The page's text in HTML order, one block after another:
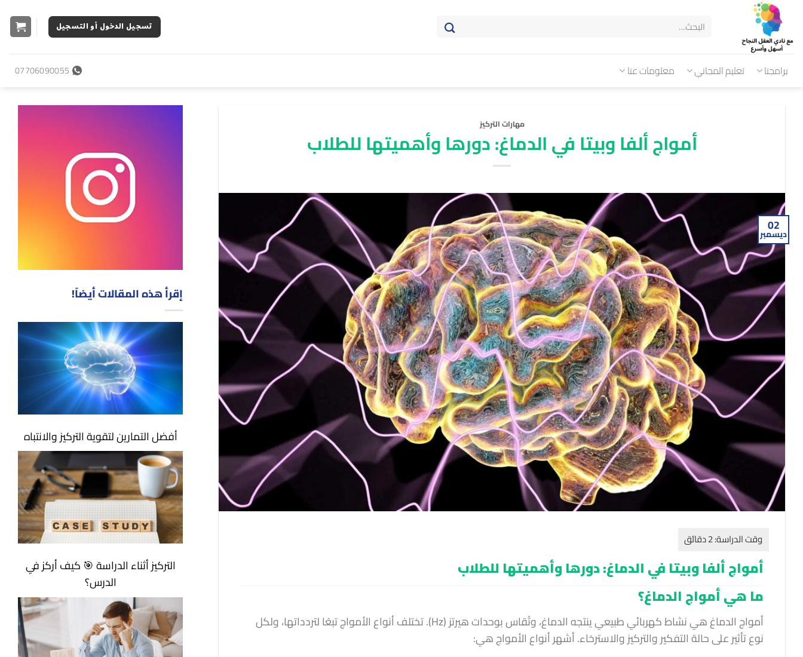
تسجيل الدخول أو التسجيل
برامجنا تعليم المجاني معلومات عنا 07706090055
مهارات التركيز
أمواج ألفا وبيتا في الدماغ: دورها وأهميتها للطلاب
02
ديسمبر
أمواج ألفا وبيتا في الدماغ: دورها وأهميتها للطلاب
ما هي أمواج الدماغ؟
أمواج الدماغ هي نشاط كهربائي طبيعي ينتجه الدماغ، وتُقاس بوحدات هيرتز (Hz). تختلف أنواع الأمواج تبعًا لتردداتها، ولكل
نوع تأثير على حالة التفكير والتركيز والاسترخاء. أشهر أنواع الأمواج هي:
إقرأ هذه المقالات أيضاً!
أفضل التمارين لتقوية التركيز والانتباه
التركيز أثناء الدراسة 🎯 كيف أركز في
الدرس؟